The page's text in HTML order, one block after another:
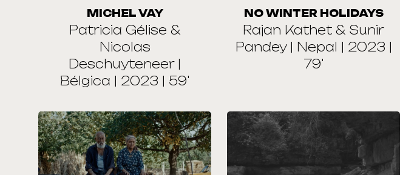
MICHEL VAY
Patricia Gélise &
Nicolas
Deschuyteneer |
Bélgica | 2023 | 59'
NO WINTER HOLIDAYS
Rajan Kathet & Sunir
Pandey | Nepal | 2023 |
79'